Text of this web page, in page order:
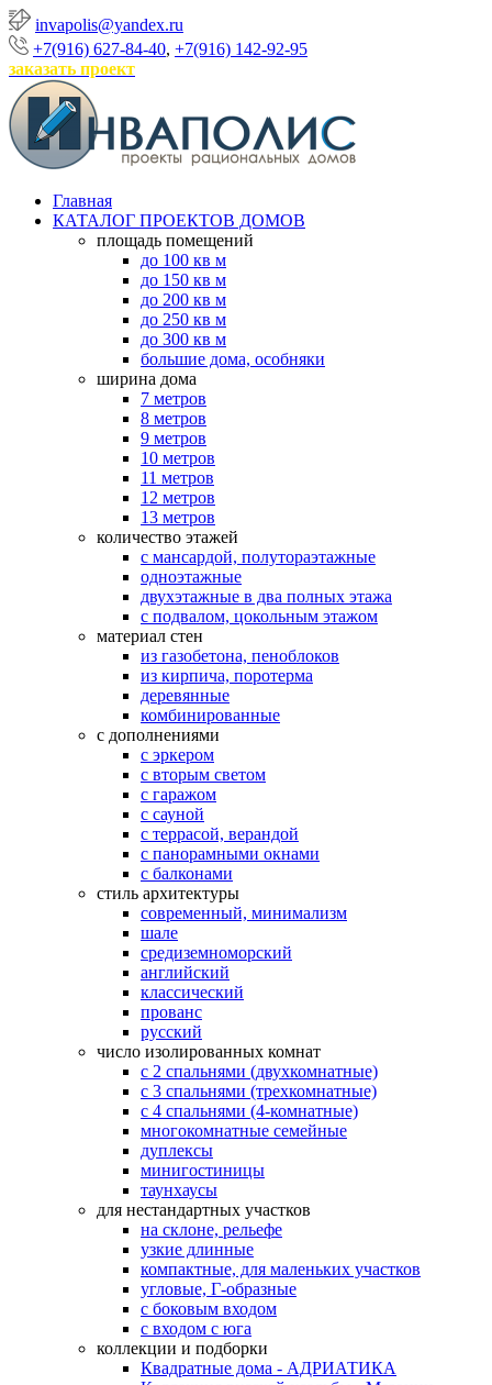
invapolis@yandex.ru
+7(916) 627-84-40, +7(916) 142-92-95
заказать проект
Главная
КАТАЛОГ ПРОЕКТОВ ДОМОВ
площадь помещений
до 100 кв м
до 150 кв м
до 200 кв м
до 250 кв м
до 300 кв м
большие дома, особняки
ширина дома
7 метров
8 метров
9 метров
10 метров
11 метров
12 метров
13 метров
количество этажей
с мансардой, полутораэтажные
одноэтажные
двухэтажные в два полных этажа
с подвалом, цокольным этажом
материал стен
из газобетона, пеноблоков
из кирпича, поротерма
деревянные
комбинированные
с дополнениями
с эркером
с вторым светом
с гаражом
с сауной
с террасой, верандой
с панорамными окнами
с балконами
стиль архитектуры
современный, минимализм
шале
средиземноморский
английский
классический
прованс
русский
число изолированных комнат
с 2 спальнями (двухкомнатные)
с 3 спальнями (трехкомнатные)
с 4 спальнями (4-комнатные)
многокомнатные семейные
дуплексы
минигостиницы
таунхаусы
для нестандартных участков
на склоне, рельефе
узкие длинные
компактные, для маленьких участков
угловые, Г-образные
с боковым входом
с входом с юга
коллекции и подборки
Квадратные дома - АДРИАТИКА